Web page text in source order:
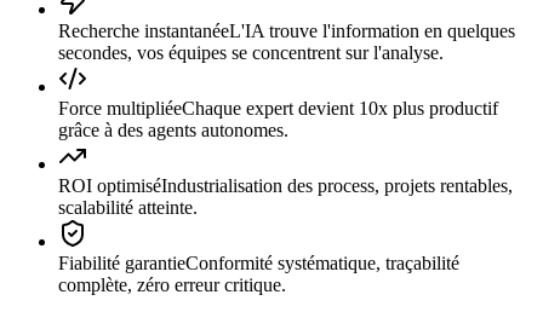
Recherche instantanéeL'IA trouve l'information en quelques
secondes, vos équipes se concentrent sur l'analyse.
Force multipliéeChaque expert devient 10x plus productif
grâce à des agents autonomes.
ROI optimiséIndustrialisation des process, projets rentables,
scalabilité atteinte.
Fiabilité garantieConformité systématique, traçabilité
complète, zéro erreur critique.